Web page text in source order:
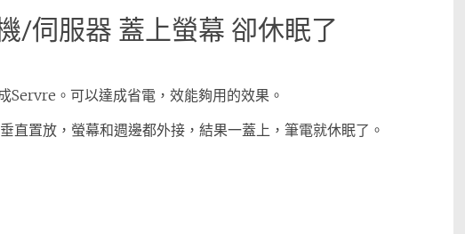
/伺服器 蓋上螢幕 卻休眠了
。可以達成省電，效能夠用的效果。
直置放，螢幕和週邊都外接，結果一蓋上，筆電就休眠了。